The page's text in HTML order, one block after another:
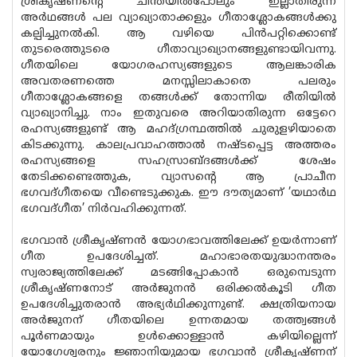
അര്‍ഥങ്ങള്‍ പല വ്യാഖ്യാതാക്കളും ഗീതാശ്ലോകങ്ങള്‍ക്കു
കല്പിച്ചുനല്‍കി. ആ വഴിയെ പിന്‍പറ്റിക്കൊണ്ട്
തുടരെത്തുടരെ ഗീതാവ്യാഖ്യാനങ്ങളുണ്ടായിവന്നു.
ഗീതയിലെ യോഗരഹസ്യങ്ങളുടെ ആലങ്കാരിക
അവതരണത്തെ മനസ്സിലാകാതെ പലരും
ഗീതാശ്ലോകങ്ങളെ തങ്ങള്‍ക്ക് തോന്നിയ രീതിയില്‍
വ്യാഖ്യാനിച്ചു. നാം ഇതുവരെ അറിയാതിരുന്ന ഒട്ടേറെ
രഹസ്യങ്ങളുണ്ട് ആ മഹദ്ഗ്രന്ഥത്തില്‍ ചുരുളഴിയാതെ
കിടക്കുന്നു. കാലപ്രവാഹത്താല്‍ നഷ്ടപ്പെട്ട അത്തരം
രഹസ്യങ്ങളെ സഹസ്രാബ്ദങ്ങള്‍ക്ക് ശേഷം
തേടിക്കണ്ടെത്തുക, വ്യാസന്റെ ആ പ്രാചീന
ഭഗവദ്ഗീതയെ വീണ്ടെടുക്കുക. ഈ ദൗത്യമാണ് ’യഥാര്‍ഥ
ഭഗവദ്ഗീത’ നിര്‍വഹിക്കുന്നത്.
ഭഗവാന്‍ ശ്രീകൃഷ്ണന്‍ യോഗഭാവത്തിലേക്ക് ഉയര്‍ന്നാണ്
ഗീത ഉപദേശിച്ചത്. മഹാഭാരതയുദ്ധാനന്തരം
സ്വരാജ്യത്തിലേക്ക് മടങ്ങിപ്പോകാന്‍ ഒരുമ്പെടുന്ന
ശ്രീകൃഷ്ണനോട് അര്‍ജുനന്‍ ഒരിക്കല്‍കൂടി ഗീത
ഉപദേശിച്ചുതരാന്‍ അഭ്യര്‍ഥിക്കുന്നുണ്ട്. ക്ഷത്രിയനായ
അര്‍ജുനന് ഗീതയിലെ ഉന്നതമായ തത്ത്വങ്ങള്‍
പൂര്‍ണമായും ഉള്‍ക്കൊള്ളാന്‍ കഴിയില്ലെന്ന്
യോഗേശ്വരനും ജ്ഞാനിയുമായ ഭഗവാന്‍ ശ്രീകൃഷ്ണന്